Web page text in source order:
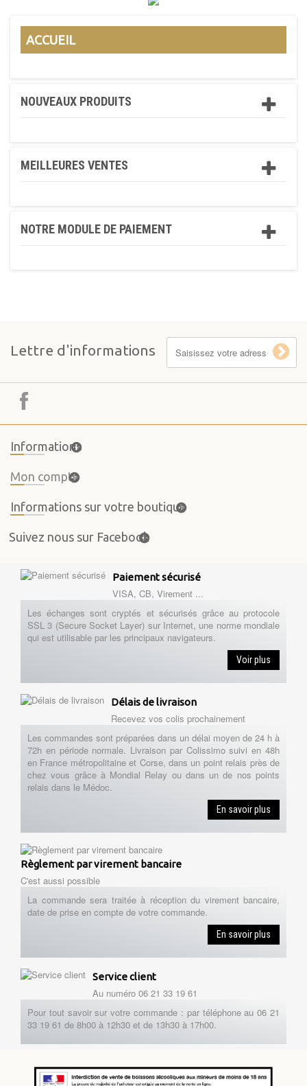
ACCUEIL
NOUVEAUX PRODUITS
MEILLEURES VENTES
NOTRE MODULE DE PAIEMENT
Lettre d'informations
Informations
Mon compte
Informations sur votre boutique
Suivez nous sur Facebook
Paiement sécurisé
VISA, CB, Virement ...
Les échanges sont cryptés et sécurisés grâce au protocole
SSL 3 (Secure Socket Layer) sur Internet, une norme mondiale
qui est utilisable par les principaux navigateurs.
Voir plus
Délais de livraison
Recevez vos colis prochainement
Les commandes sont préparées dans un délai moyen de 24 h à
72h en période normale. Livraison par Colissimo suivi en 48h
en France métropolitaine et Corse, dans un point relais près de
chez vous grâce à Mondial Relay ou dans un de nos points
relais dans le Médoc.
En savoir plus
Règlement par virement bancaire
C'est aussi possible
La commande sera traitée à réception du virement bancaire,
date de prise en compte de votre commande.
En savoir plus
Service client
Au numéro 06 21 33 19 61
Pour tout savoir sur votre commande : par téléphone au 06 21
33 19 61 de 8h00 à 12h30 et de 13h30 à 17h00.